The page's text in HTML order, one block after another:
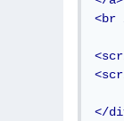
</
<br
</